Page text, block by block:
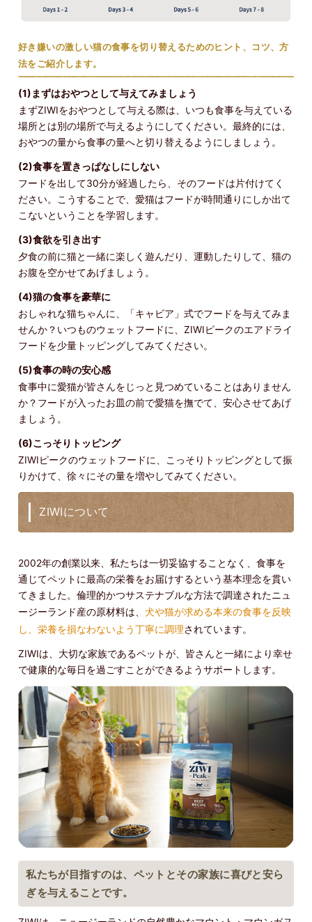
好き嫌いの激しい猫の食事を切り替えるためのヒント、コツ、方
法をご紹介します。
(1)まずはおやつとして与えてみましょう
まずZIWIをおやつとして与える際は、いつも食事を与えている
場所とは別の場所で与えるようにしてください。最終的には、
おやつの量から食事の量へと切り替えるようにしましょう。
(2)食事を置きっぱなしにしない
フードを出して30分が経過したら、そのフードは片付けてく
ださい。こうすることで、愛猫はフードが時間通りにしか出て
こないということを学習します。
(3)食欲を引き出す
夕食の前に猫と一緒に楽しく遊んだり、運動したりして、猫の
お腹を空かせてあげましょう。
(4)猫の食事を豪華に
おしゃれな猫ちゃんに、「キャビア」式でフードを与えてみま
せんか？いつものウェットフードに、ZIWIピークのエアドライ
フードを少量トッピングしてみてください。
(5)食事の時の安心感
食事中に愛猫が皆さんをじっと見つめていることはありません
か？フードが入ったお皿の前で愛猫を撫でて、安心させてあげ
ましょう。
(6)こっそりトッピング
ZIWIピークのウェットフードに、こっそりトッピングとして振
りかけて、徐々にその量を増やしてみてください。
ZIWIについて
2002年の創業以来、私たちは一切妥協することなく、食事を
通じてペットに最高の栄養をお届けするという基本理念を貫い
てきました。倫理的かつサステナブルな方法で調達されたニュ
ージーランド産の原材料は、犬や猫が求める本来の食事を反映
し、栄養を損なわないよう丁寧に調理されています。
ZIWIは、大切な家族であるペットが、皆さんと一緒により幸せ
で健康的な毎日を過ごすことができるようサポートします。
私たちが目指すのは、ペットとその家族に喜びと安ら
ぎを与えることです。